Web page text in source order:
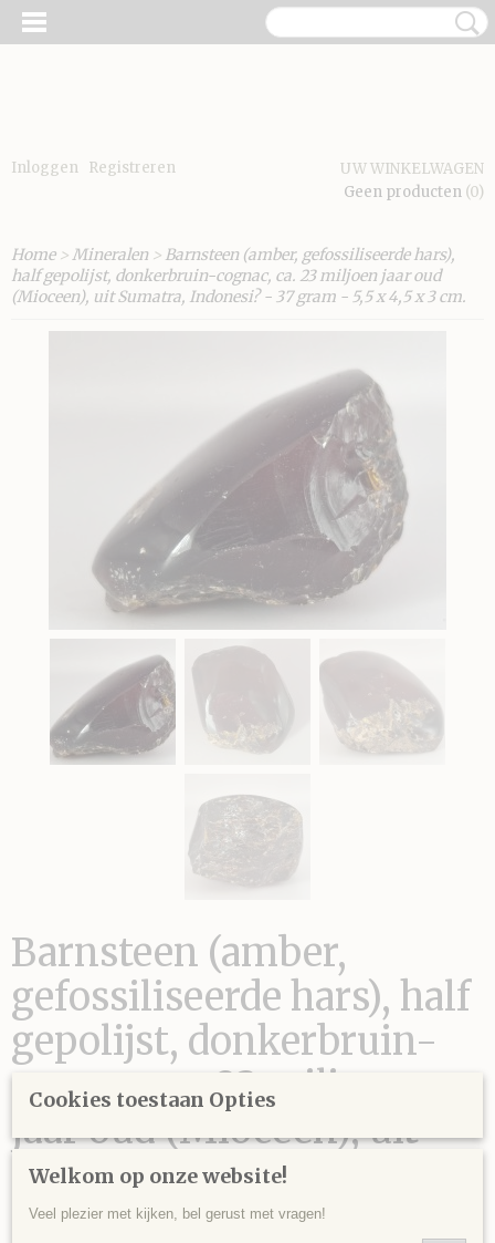
Inloggen Registreren
UW WINKELWAGEN
Geen producten (0)
Home>Mineralen > Barnsteen (amber, gefossiliseerde hars),
half gepolijst, donkerbruin-cognac, ca. 23 miljoen jaar oud
(Mioceen), uit Sumatra, Indonesi? - 37 gram - 5,5 x 4,5 x 3 cm.
Barnsteen (amber,
gefossiliseerde hars), half
gepolijst, donkerbruin-
cognac, ca. 23 miljoen
jaar oud (Mioceen), uit
Sumatra, Indonesi? - 37
gram - 5,5 x 4,5 x 3 cm.
Cookies toestaan Opties
Welkom op onze website!
Veel plezier met kijken, bel gerust met vragen!